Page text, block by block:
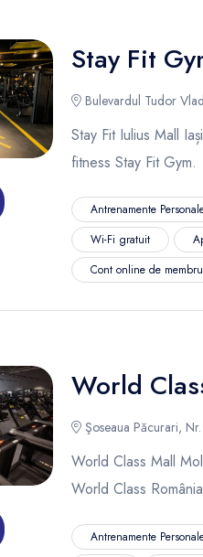
Stay Fit
Bulevardul Tudor
Stay Fit Iulius Mall
fitness Stay Fit Gym.
Antrenamente
Wi-Fi gratuit
Cont online de membru
World
Şoseaua Păcurari, Nr.
World Class Mall
World Class
Antrenamente